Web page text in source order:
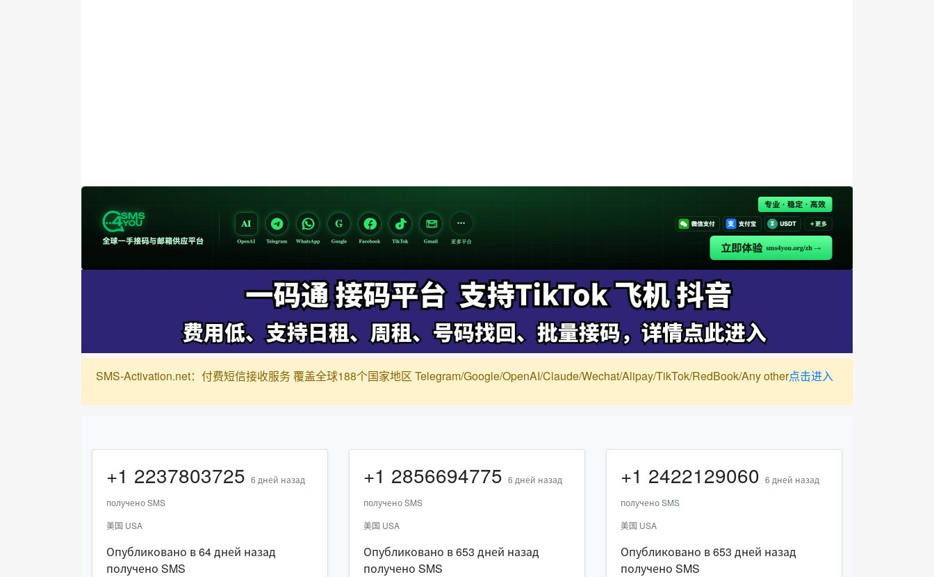
SMS-Activation.net：付费短信接收服务 覆盖全球188个国家地区 Telegram/Google/OpenAI/Claude/Wechat/Alipay/TikTok/RedBook/Any other点击进入
+1 2237803725 6 дней назад
получено SMS
美国 USA
Опубликовано в 64 дней назад
получено SMS
+1 2856694775 6 дней назад
получено SMS
美国 USA
Опубликовано в 653 дней назад
получено SMS
+1 2422129060 6 дней назад
получено SMS
美国 USA
Опубликовано в 653 дней назад
получено SMS